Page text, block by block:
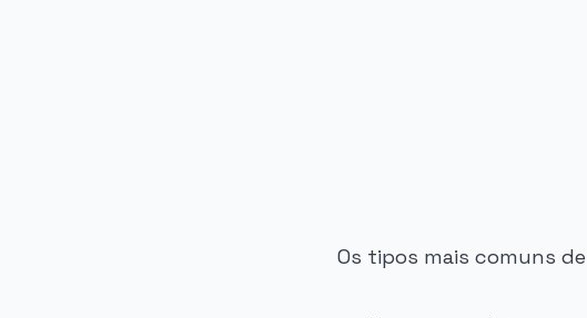
Os tipos mais comuns